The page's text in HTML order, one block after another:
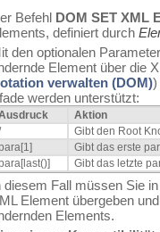
Befehl DOM SET XML
definiert durch
den optionalen
Element über die
verwalten (DOM))
werden unterstützt:
Aktion
Gibt den Root
Gibt das erste
Gibt das letzte
diesem Fall müssen Sie
Element übergeben
Elements.